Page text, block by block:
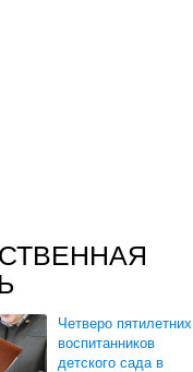
Четверо пятилетних
воспитанников
детского сада в